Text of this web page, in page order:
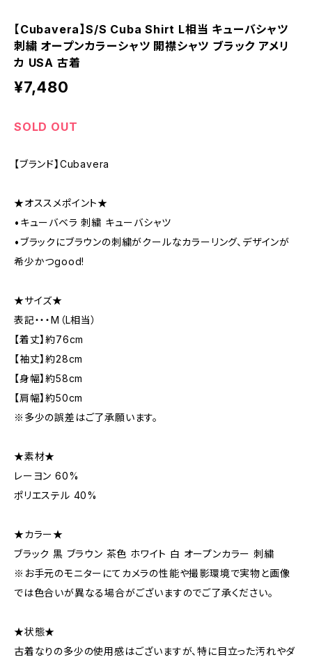
【Cubavera】S/S Cuba Shirt L相当 キューバシャツ
刺繍 オープンカラーシャツ 開襟シャツ ブラック アメリ
カ USA 古着
¥7,480
SOLD OUT
【ブランド】Cubavera
★オススメポイント★
•キューバベラ 刺繍 キューバシャツ
•ブラックにブラウンの刺繍がクールなカラーリング、デザインが
希少かつgood!
★サイズ★
表記・・・M（L相当）
【着丈】約76cm
【袖丈】約28cm
【身幅】約58cm
【肩幅】約50cm
※多少の誤差はご了承願います。
★素材★
レーヨン 60%
ポリエステル 40%
★カラー★
ブラック 黒 ブラウン 茶色 ホワイト 白 オープンカラー 刺繍
※お手元のモニターにてカメラの性能や撮影環境で実物と画像
では色合いが異なる場合がございますのでご了承ください。
★状態★
古着なりの多少の使用感はございますが、特に目立った汚れやダ